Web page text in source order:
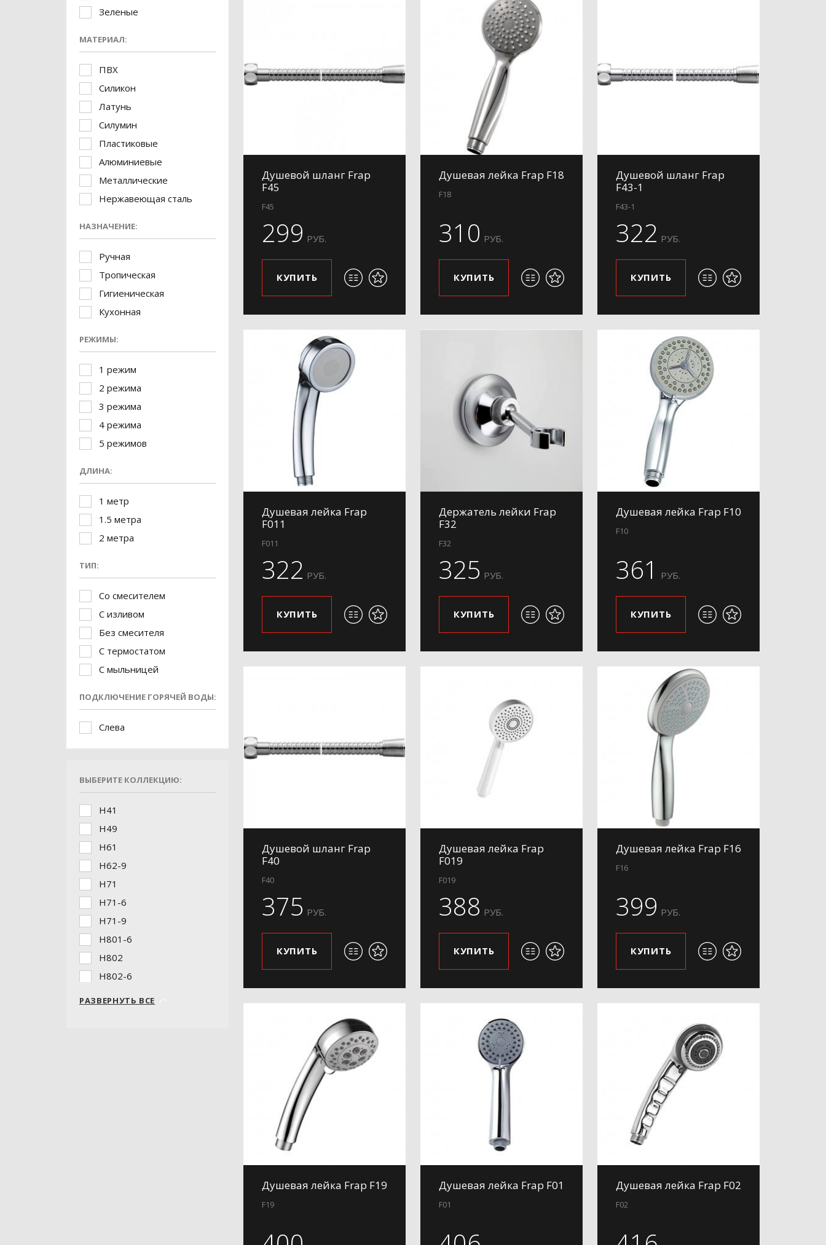
Зеленые
МАТЕРИАЛ:
ПВХ
Силикон
Латунь
Силумин
Пластиковые
Алюминиевые
Металлические
Нержавеющая сталь
НАЗНАЧЕНИЕ:
Ручная
Тропическая
Гигиеническая
Кухонная
РЕЖИМЫ:
1 режим
2 режима
3 режима
4 режима
5 режимов
ДЛИНА:
1 метр
1.5 метра
2 метра
ТИП:
Со смесителем
С изливом
Без смесителя
С термостатом
С мыльницей
ПОДКЛЮЧЕНИЕ ГОРЯЧЕЙ ВОДЫ:
Слева
ВЫБЕРИТЕ КОЛЛЕКЦИЮ:
H41
H49
H61
H62-9
H71
H71-6
H71-9
H801-6
H802
H802-6
РАЗВЕРНУТЬ ВСЕ
Душевой шланг Frap
F45
F45
299 РУБ.
КУПИТЬ
Душевая лейка Frap F18
F18
310 РУБ.
КУПИТЬ
Душевой шланг Frap
F43-1
F43-1
322 РУБ.
КУПИТЬ
Душевая лейка Frap
F011
F011
322 РУБ.
КУПИТЬ
Держатель лейки Frap
F32
F32
325 РУБ.
КУПИТЬ
Душевая лейка Frap F10
F10
361 РУБ.
КУПИТЬ
Душевой шланг Frap
F40
F40
375 РУБ.
КУПИТЬ
Душевая лейка Frap
F019
F019
388 РУБ.
КУПИТЬ
Душевая лейка Frap F16
F16
399 РУБ.
КУПИТЬ
Душевая лейка Frap F19
F19
Душевая лейка Frap F01
F01
Душевая лейка Frap F02
F02